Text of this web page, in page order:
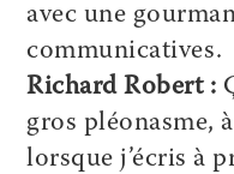
avec une
communicatives.
Richard Robert :
gros pléonasme,
lorsque j’écris à